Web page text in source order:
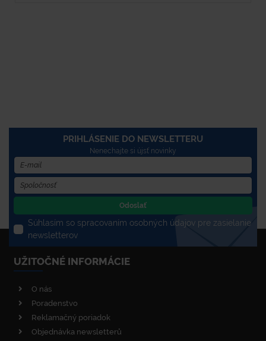
PRIHLÁSENIE DO NEWSLETTERU
Nenechajte si újsť novinky
Odoslať
Súhlasím so spracovaním osobných údajov pre zasielanie
newsletterov
UŽITOČNÉ INFORMÁCIE
O nás
Poradenstvo
Reklamačný poriadok
Objednávka newsletterů